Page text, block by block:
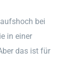
bei
in einer
das ist für